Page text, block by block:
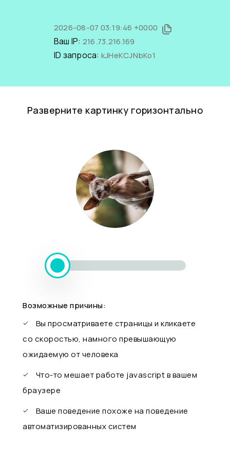
2026-08-07 03:19:46 +0000
Ваш IP: 216.73.216.169
ID запроса: kJHeKCJNbKo1
Разверните картинку горизонтально
Возможные причины:
Вы просматриваете страницы и кликаете
со скоростью, намного превышающую
ожидаемую от человека
Что-то мешает работе javascript в вашем
браузере
Ваше поведение похоже на поведение
автоматизированных систем